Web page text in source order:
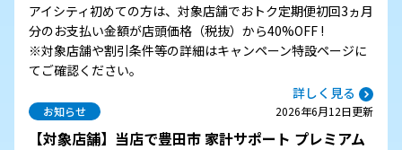
アイシティ初めての方は、対象店舗でおトク定期便初回3ヵ月
分のお支払い金額が店頭価格（税抜）から40%OFF !
※対象店舗や割引条件等の詳細はキャンペーン特設ページに
てご確認ください。
詳しく見る
お知らせ 2026年6月12日更新
【対象店舗】当店で豊田市 家計サポート プレミアム